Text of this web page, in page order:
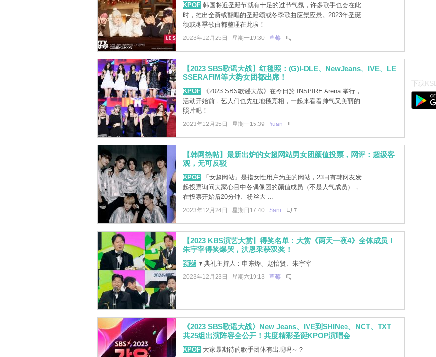
KPOP韩国将近圣诞节就有十足的过节气氛，许多歌手也会在此
时，推出全新或翻唱的圣诞颂或冬季歌曲应景应景。2023年圣诞
颂或冬季歌曲都整理在此啦！
2023年12月25日 星期一19:30 草莓
【2023 SBS歌谣大战】红毯照：(G)I-DLE、NewJeans、IVE、LE
SSERAFIM等大势女团都出席！
KPOP《2023 SBS歌谣大战》在今日於 INSPIRE Arena 举行，
活动开始前，艺人们也先红地毯亮相，一起来看看帅气又美丽的
照片吧！
2023年12月25日 星期一15:39 Yuan
【韩网热帖】最新出炉的女超网站男女团颜值投票，网评：超级客
观，无可反驳
KPOP「女超网站」是指女性用户为主的网站，23日有韩网友发
起投票询问大家心目中各偶像团的颜值成员（不是人气成员），
在投票开始后20分钟、粉丝大 ...
2023年12月24日 星期日17:40 Sani 7
【2023 KBS演艺大赏】得奖名单：大赏《两天一夜4》全体成员！
朱宇宰得奖爆哭，洪恩采获双奖！
综艺▼典礼主持人：申东烨、赵怡贤、朱宇宰
2023年12月23日 星期六19:13 草莓
《2023 SBS歌谣大战》New Jeans、IVE到SHINee、NCT、TXT
共25组出演阵容全公开！共度精彩圣诞KPOP演唱会
KPOP大家最期待的歌手团体有出现吗～？
下载